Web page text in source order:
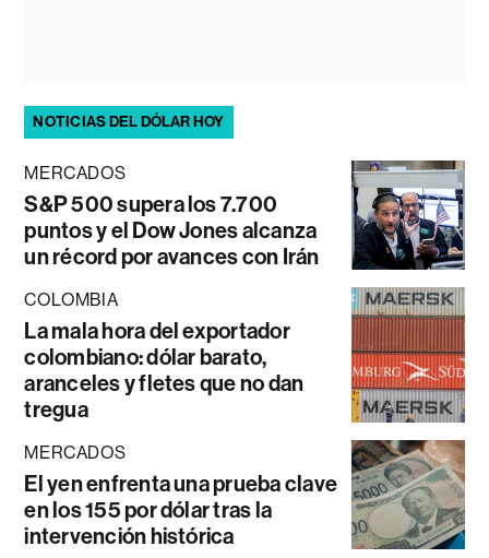
NOTICIAS DEL DÓLAR HOY
MERCADOS
S&P 500 supera los 7.700
puntos y el Dow Jones alcanza
un récord por avances con Irán
COLOMBIA
La mala hora del exportador
colombiano: dólar barato,
aranceles y fletes que no dan
tregua
MERCADOS
El yen enfrenta una prueba clave
en los 155 por dólar tras la
intervención histórica